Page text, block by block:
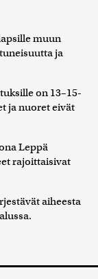
muun
ja
on 13–15-
ja nuoret eivät
Leppä
rajoittaisivat
aiheesta